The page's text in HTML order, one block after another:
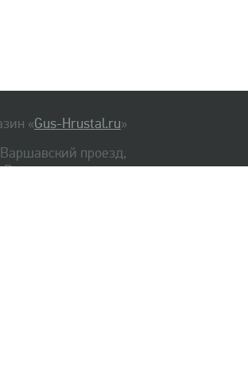
«Gus-Hrustal.ru»
проезд,
Варшавская